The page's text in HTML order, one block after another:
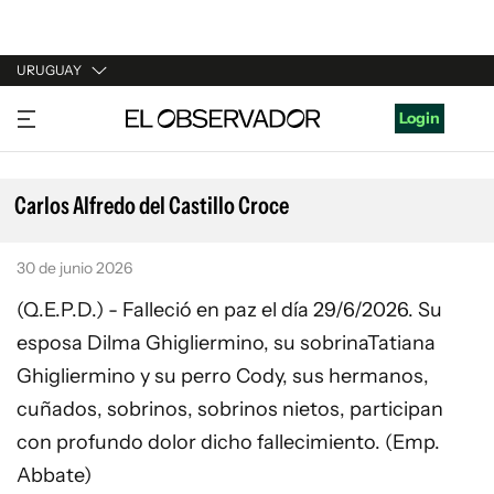
URUGUAY
URUGUAY
ARGENTINA
ESPAÑA
Login
Carlos Alfredo del Castillo Croce
30 de junio 2026
(Q.E.P.D.) - Falleció en paz el día 29/6/2026. Su
esposa Dilma Ghigliermino, su sobrinaTatiana
Ghigliermino y su perro Cody, sus hermanos,
cuñados, sobrinos, sobrinos nietos, participan
con profundo dolor dicho fallecimiento. (Emp.
Abbate)